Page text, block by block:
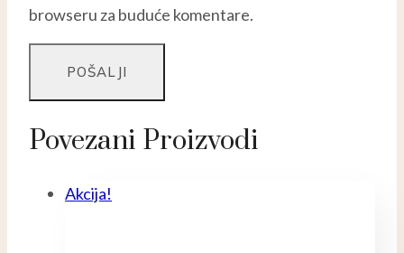
browseru za buduće komentare.
Povezani Proizvodi
Akcija!